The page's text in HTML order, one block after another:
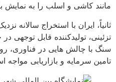
مانند کاشی و اسلب را به نمایش
تزئینی، تولیدکننده قابل
سنگ با چالش هایی در فناوری،
تامین سرمایه و بازاریابی مواجه